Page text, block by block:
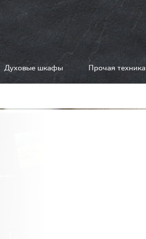
Духовые шкафы Прочая техника